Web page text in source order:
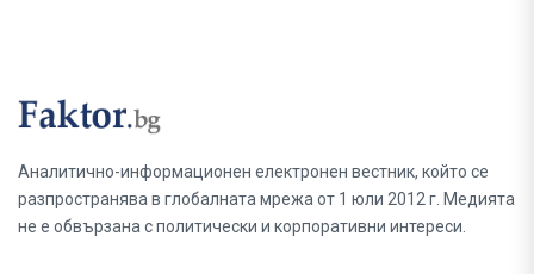
Аналитично-информационен електронен вестник, който се
разпространява в глобалната мрежа от 1 юли 2012 г. Медията
не е обвързана с политически и корпоративни интереси.